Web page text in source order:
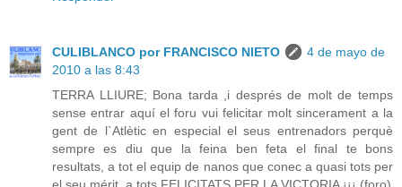
CULIBLANCO por FRANCISCO NIETO
4 de mayo de
2010 a las 8:43
TERRA LLIURE; Bona tarda ,i després de molt de temps
sense entrar aquí el foru vui felicitar molt sincerament a la
gent de l`Atlètic en especial el seus entrenadors perquè
sempre es diu que la feina ben feta el final te bons
resultats, a tot el equip de nanos que conec a quasi tots per